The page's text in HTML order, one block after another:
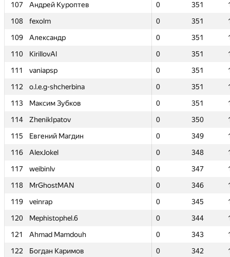
107
Андрей Куроптев 0 351
108
fexolm 0 351
109
Александр 0 351
110
KirillovAl 0 351
111
vaniapsp 0 351
112
o.l.e.g-shcherbina 0 351
113
Максим Зубков 0 351
114
ZhenikIpatov 0 350
115
Евгений Магдин 0 349
116
AlexJokel 0 348
117
weibinlv 0 347
118
MrGhostMAN 0 346
119
veinrap 0 345
120
Mephistophel.6 0 344
121
Ahmad Mamdouh 0 343
122
Богдан Каримов 0 342
107
Андрей Куроптев 0 351
108
fexolm 0 351
109
Александр 0 351
110
KirillovAl 0 351
111
vaniapsp 0 351
112
o.l.e.g-shcherbina 0 351
113
Максим Зубков 0 351
114
ZhenikIpatov 0 350
115
Евгений Магдин 0 349
116
AlexJokel 0 348
117
weibinlv 0 347
118
MrGhostMAN 0 346
119
veinrap 0 345
120
Mephistophel.6 0 344
121
Ahmad Mamdouh 0 343
122
Богдан Каримов 0 342